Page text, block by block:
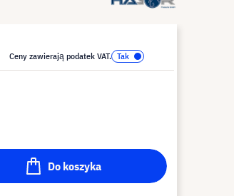
Ceny zawierają podatek VAT.
Do koszyka